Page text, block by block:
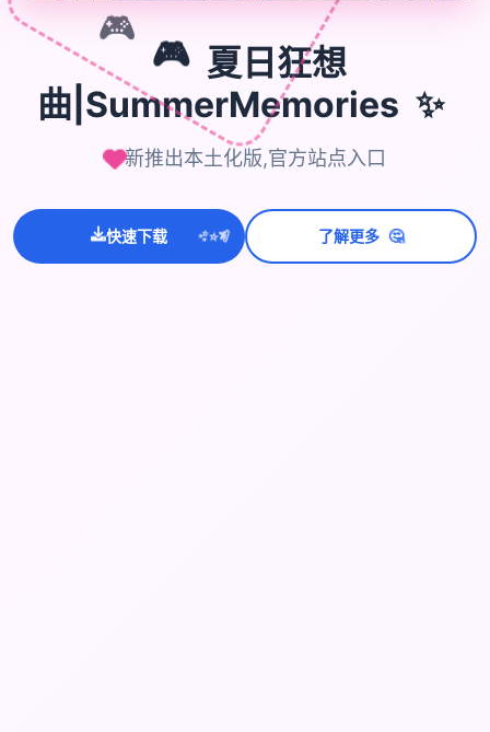
🎮
🎮 夏日狂想
曲|SummerMemories ✨
新推出本土化版,官方站点入口
快速下载 ✨⭐💫 了解更多 🤔